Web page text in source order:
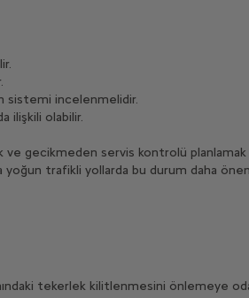
sistemi incelenmelidir.
ilişkili olabilir.
gecikmeden servis kontrolü planlamak
trafikli yollarda bu durum daha
tekerlek kilitlenmesini önlemeye